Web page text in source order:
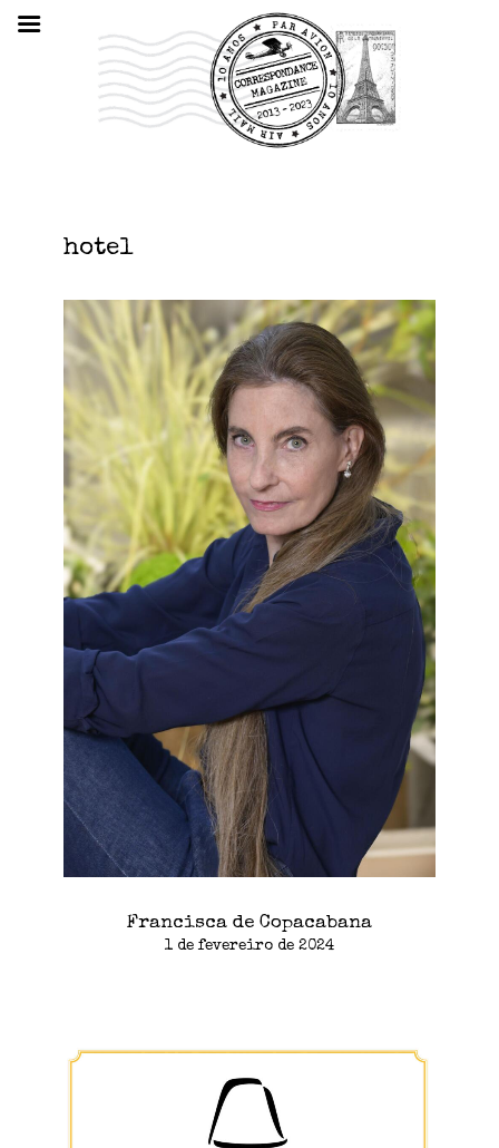
hotel
Francisca de Copacabana
1 de fevereiro de 2024